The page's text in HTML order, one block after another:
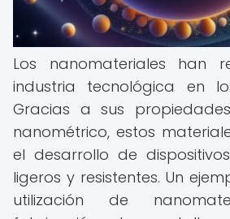
Los nanomateriales han
industria tecnológica en
Gracias a sus
nanométrico, estos
el desarrollo de
ligeros y resistentes. Un
utilización de